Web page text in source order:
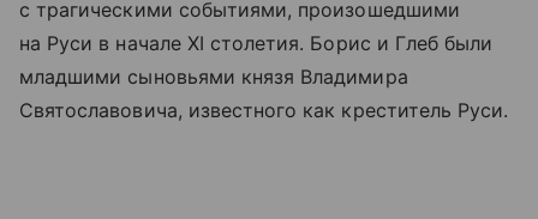
с трагическими событиями, произошедшими
на Руси в начале XI столетия. Борис и Глеб были
младшими сыновьями князя Владимира
Святославовича, известного как креститель Руси.